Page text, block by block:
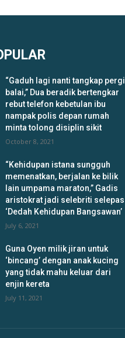
“Gaduh lagi nanti tangkap pergi
balai,” Dua beradik bertengkar
rebut telefon kebetulan ibu
nampak polis depan rumah
minta tolong disiplin sikit
October 8, 2021
“Kehidupan istana sungguh
memenatkan, berjalan ke bilik
lain umpama maraton,” Gadis
aristokrat jadi selebriti selepas
‘Dedah Kehidupan Bangsawan’
July 6, 2021
Guna Oyen milik jiran untuk
‘bincang’ dengan anak kucing
yang tidak mahu keluar dari
enjin kereta
July 11, 2021